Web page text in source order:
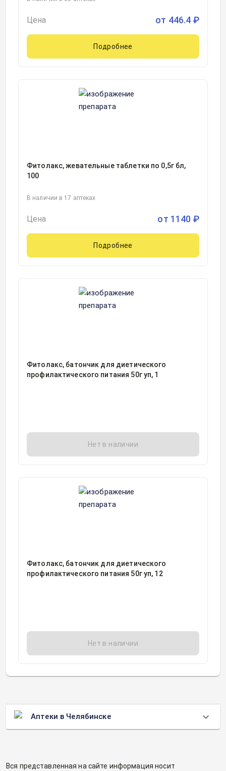
Цена от 446.4 ₽
Подробнее
Фитолакс, жевательные таблетки по 0,5г бл,
100
В наличии в 17 аптеках
Цена от 1140 ₽
Подробнее
Фитолакс, батончик для диетического
профилактического питания 50г уп, 1
Нет в наличии
Фитолакс, батончик для диетического
профилактического питания 50г уп, 12
Нет в наличии
Аптеки в Челябинске
Вся представленная на сайте информация носит